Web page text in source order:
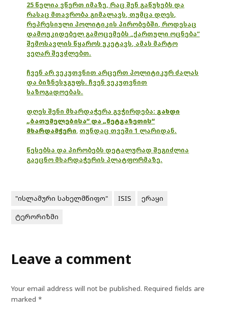
25 წელია ვწერთ იმაზე, რაც შენ გაწუხებს და
რასაც მთავრობა გიმალავს, თუმცა დღეს,
რეპრესიული პოლიტიკის პირობებში, როდესაც
დამოუკიდებელ გამოცემებს „ქართული ოცნება“
შემოსავლის წყაროს უკეტავს, ამას მარტო
ვეღარ შევძლებთ.
ჩვენ არ ვეკუთვნით არცერთ პოლიტიკურ ძალას
და ბიზნესჯგუფს. ჩვენ ვეკუთვნით
საზოგადოებას.
დღეს შენი მხარდაჭერა გვჭირდება: გახდი
„ბათუმელებისა“ და „ნეტგაზეთის“
მხარდამჭერი, თუნდაც თვეში 1 ლარიდან.
წესებსა და პირობებს დეტალურად შეგიძლია
გაეცნო მხარდაჭერის პლატფორმაზე.
"ისლამური სახელმწიფო" ISIS
ერაყი
ტერორიზმი
Leave a comment
Your email address will not be published. Required fields are
marked*